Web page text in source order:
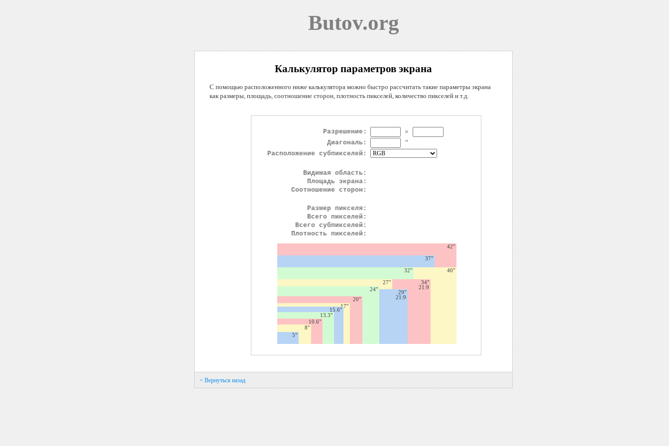
Butov.org
Калькулятор параметров экрана
С помощью расположенного ниже калькулятора можно быстро рассчитать такие параметры экрана
как размеры, площадь, соотношение сторон, плотность пикселей, количество пикселей и т.д.
Разрешение:
×
Диагональ:
"
Расположение субпикселей:
Видимая область:
Площадь экрана:
Соотношение сторон:
Размер пикселя:
Всего пикселей:
Всего субпикселей:
Плотность пикселей:
42"
37"
40"
32"
34"
21:9
27"
29"
21:9
24"
20"
17"
15.6"
13.3"
10.6"
8"
5"
< Вернуться назад